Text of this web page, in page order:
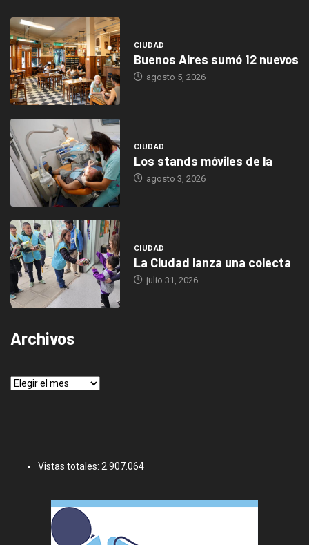
CIUDAD
Buenos Aires sumó 12 nuevos
agosto 5, 2026
CIUDAD
Los stands móviles de la
agosto 3, 2026
CIUDAD
La Ciudad lanza una colecta
julio 31, 2026
Archivos
Archivos
Vistas totales: 2.907.064